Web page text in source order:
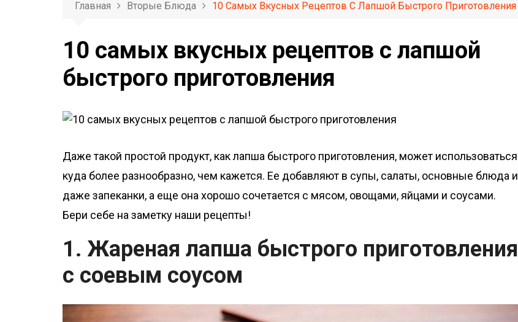
Главная Вторые Блюда 10 Самых Вкусных Рецептов С Лапшой Быстрого Приготовления
10 самых вкусных рецептов с лапшой
быстрого приготовления
Даже такой простой продукт, как лапша быстрого приготовления, может использоваться
куда более разнообразно, чем кажется. Ее добавляют в супы, салаты, основные блюда и
даже запеканки, а еще она хорошо сочетается с мясом, овощами, яйцами и соусами.
Бери себе на заметку наши рецепты!
1. Жареная лапша быстрого приготовления
с соевым соусом